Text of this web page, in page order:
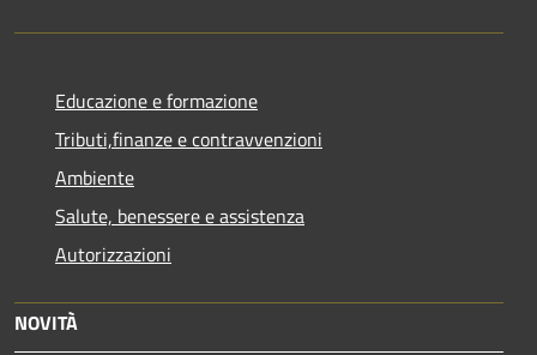
Educazione e formazione
Tributi,finanze e contravvenzioni
Ambiente
Salute, benessere e assistenza
Autorizzazioni
NOVITÀ